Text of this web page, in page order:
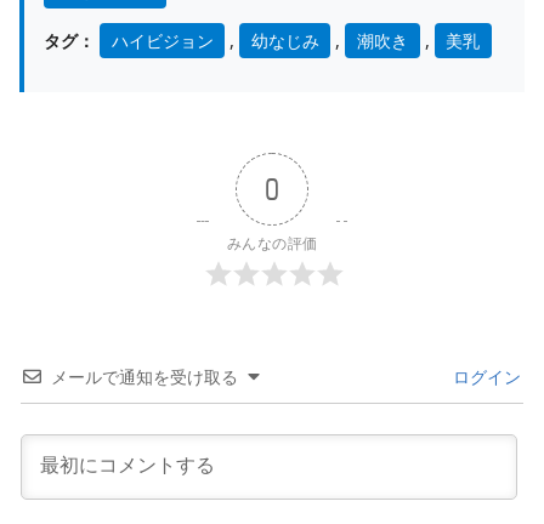
タグ： ハイビジョン , 幼なじみ , 潮吹き , 美乳
0
みんなの評価
メールで通知を受け取る ログイン